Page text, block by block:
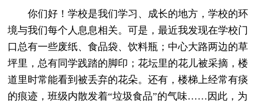
你们好！学校是我们学习、成长的地方，学校的环
境与我们每个人息息相关。可是，最近我发现在学校门
口总有一些废纸、食品袋、饮料瓶；中心大路两边的草
坪里，总有同学践踏的脚印；花坛里的花儿被采摘，楼
道里时常能看到被丢弃的花朵。还有，楼梯上经常有痰
的痕迹，班级内散发着“垃圾食品”的气味……因此，为